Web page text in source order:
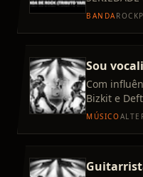
(ROCHA
BANDAROCK
Sou
Com
Bizkit e
autoral de
MÚSICO